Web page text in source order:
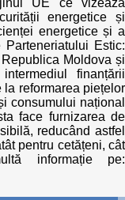
UE ce vizează
energetice și
energetice și a
Estic:
Moldova și
finanțării
reformarea piețelor
consumului național
face furnizarea de
reducând astfel
pentru cetățeni, cât
informație pe: